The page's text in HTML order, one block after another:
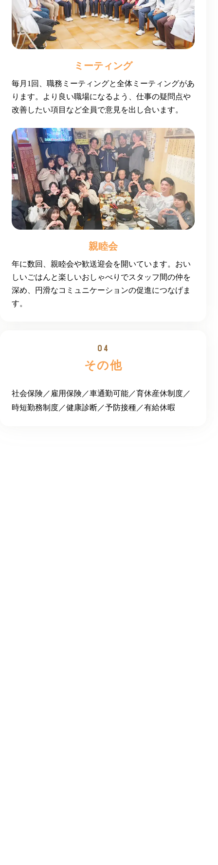
ミーティング
毎月1回、職務ミーティングと全体ミーティングがあ
ります。より良い職場になるよう、仕事の疑問点や
改善したい項目など全員で意見を出し合います。
親睦会
年に数回、親睦会や歓送迎会を開いています。おい
しいごはんと楽しいおしゃべりでスタッフ間の仲を
深め、円滑なコミュニケーションの促進につなげま
す。
その他
社会保険／雇用保険／車通勤可能／育休産休制度／
時短勤務制度／健康診断／予防接種／有給休暇